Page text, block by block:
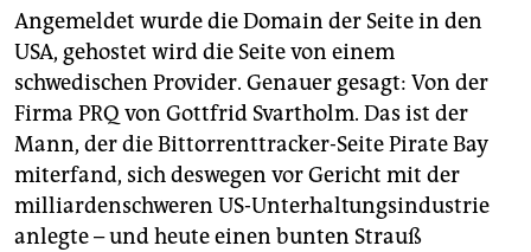
Angemeldet wurde die Domain der Seite in den
USA, gehostet wird die Seite von einem
schwedischen Provider. Genauer gesagt: Von der
Firma PRQ von Gottfrid Svartholm. Das ist der
Mann, der die Bittorrenttracker-Seite Pirate Bay
miterfand, sich deswegen vor Gericht mit der
milliardenschweren US-Unterhaltungsindustrie
anlegte – und heute einen bunten Strauß